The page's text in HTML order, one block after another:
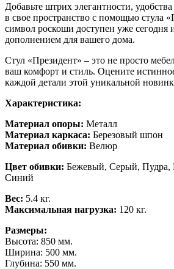
Добавьте штрих элегантности,
в свое пространство с помощью стула
символ роскоши доступен уже сегодня
дополнением для вашего дома.
Стул «Президент» – это не просто
ваш комфорт и стиль. Оцените
каждой детали этой уникальной
Характеристика:
Материал опоры: Металл
Материал каркаса: Березовый шпон
Материал обивки: Велюр
Цвет обивки: Бежевый, Серый, Пудра,
Синий
Вес: 5.4 кг.
Максимальная нагрузка: 120 кг.
Размеры:
Высота: 850 мм.
Ширина: 500 мм.
Глубина: 550 мм.